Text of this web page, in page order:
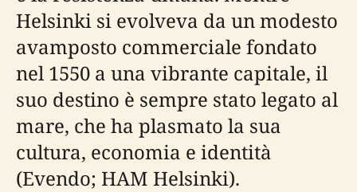
Helsinki si evolveva da un modesto
avamposto commerciale fondato
nel 1550 a una vibrante capitale, il
suo destino è sempre stato legato al
mare, che ha plasmato la sua
cultura, economia e identità
(Evendo; HAM Helsinki).